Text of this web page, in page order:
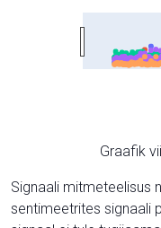
Graafik
Signaali mitmeteelisus
sentimeetrites signaali